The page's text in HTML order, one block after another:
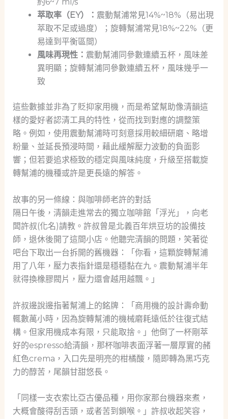
約6~7 ml/s
萃取率（EY）： 震動幫浦常見14%~18%（易出現
萃取不足或過度）；旋轉幫浦常見18%~22%（更
易達到平衡區間）
風味再現性： 震動幫浦同參數連續五杯，風味差
異明顯；旋轉幫浦同參數連續五杯，風味幾乎一
致
這些數據並非為了貶抑家用機，而是希望幫助像清韻這
樣的愛好者認清工具的特性，從而找到對應的調整策
略。例如，使用震動幫浦時可刻意採用較細研磨、略增
粉量、並延長預浸時間，藉此緩解壓力波動的負面影
響；但若要追求極致的穩定與風味純度，升級至搭載旋
轉幫浦的機種或許是更長遠的解答。
故事的另一條線：與咖啡師老許的對話
隔日午後，清韻走進常去的獨立咖啡館「浮光」，向老
闆許叔(化名)請教。許叔曾是北義百年烘豆坊的設備技
師，退休後開了這間小店。他聽完清韻的問題，笑著從
吧台下取出一台拆開的舊機器：「你看，這顆旋轉幫浦
用了八年，壓力表指針還是穩穩黏在九。震動幫浦半年
就得換橡膠閥片，壓力還會越用越飄。」
許叔邊說邊指著幫浦上的銘牌：「商用機的設計壽命動
輒數萬小時，因為旋轉幫浦的機械磨耗遠低於往復式結
構。但家用機成本有限，只能取捨。」他倒了一杯剛萃
好的espresso給清韻，那杯咖啡表面浮著一層厚實的赭
紅色crema，入口先是明亮的柑橘酸，隨即轉為黑巧克
力的醇苦，尾韻甘甜悠長。
「同樣一支衣索比亞古優品種，用你家那台機器來煮，
大概會酸得刮舌頭，或者苦到鎖喉。」許叔收起笑容，